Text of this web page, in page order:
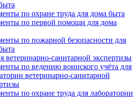
по охране труда для дома быта
по первой помощи для дома
по пожарной безопасности для
ветеринарно-санитарной экспертизы
по ведению воинского учёта для
ветеринарно-санитарной
по охране труда для лаборатории